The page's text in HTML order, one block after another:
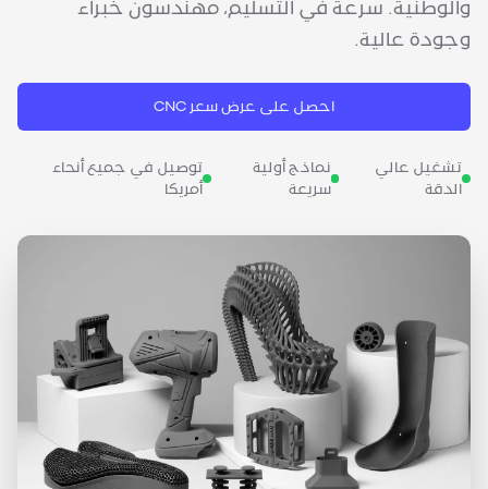
والوطنية. سرعة في التسليم، مهندسون خبراء
وجودة عالية.
احصل على عرض سعر CNC
تشغيل عالي
الدقة
نماذج أولية
سريعة
توصيل في جميع أنحاء
أمريكا